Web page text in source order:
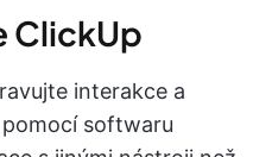
ClickUp
interakce a
softwaru